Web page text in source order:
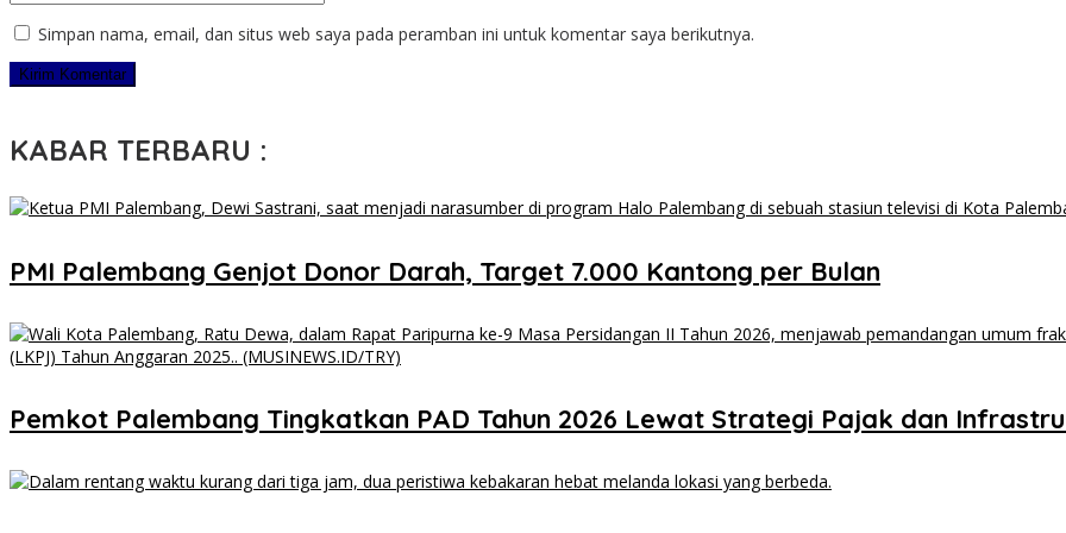
Simpan nama, email, dan situs web saya pada peramban ini untuk komentar saya berikutnya.
KABAR TERBARU :
PMI Palembang Genjot Donor Darah, Target 7.000 Kantong per Bulan
Pemkot Palembang Tingkatkan PAD Tahun 2026 Lewat Strategi Pajak dan